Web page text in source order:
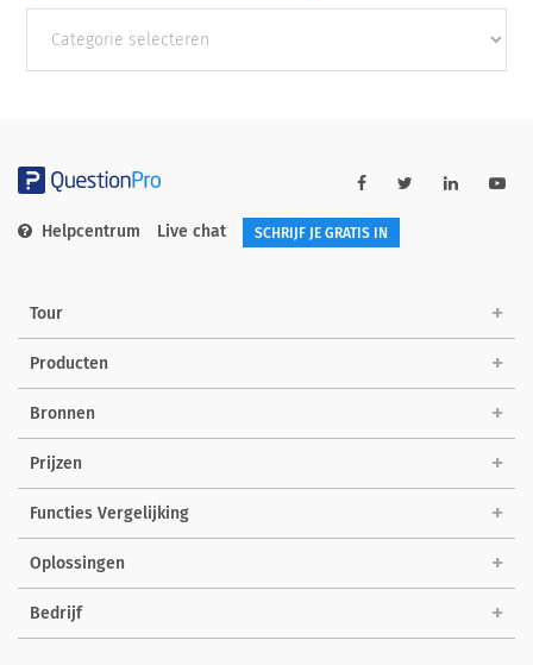
categorieën
Helpcentrum Live chat SCHRIJF JE GRATIS IN
Tour
Producten
Bronnen
Prijzen
Functies Vergelijking
Oplossingen
Bedrijf